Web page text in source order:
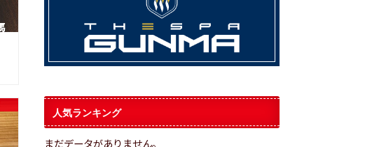
人気ランキング
まだデータがありません。